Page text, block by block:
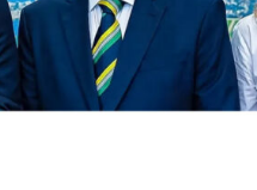
nuestra en ese país,
presos políticos